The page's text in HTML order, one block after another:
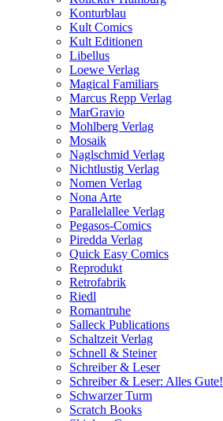
Konturblau
Kult Comics
Kult Editionen
Libellus
Loewe Verlag
Magical Familiars
Marcus Repp Verlag
MarGravio
Mohlberg Verlag
Mosaik
Naglschmid Verlag
Nichtlustig Verlag
Nomen Verlag
Nona Arte
Parallelallee Verlag
Pegasos-Comics
Piredda Verlag
Quick Easy Comics
Reprodukt
Retrofabrik
Riedl
Romantruhe
Salleck Publications
Schaltzeit Verlag
Schnell & Steiner
Schreiber & Leser
Schreiber & Leser: Alles Gute!
Schwarzer Turm
Scratch Books